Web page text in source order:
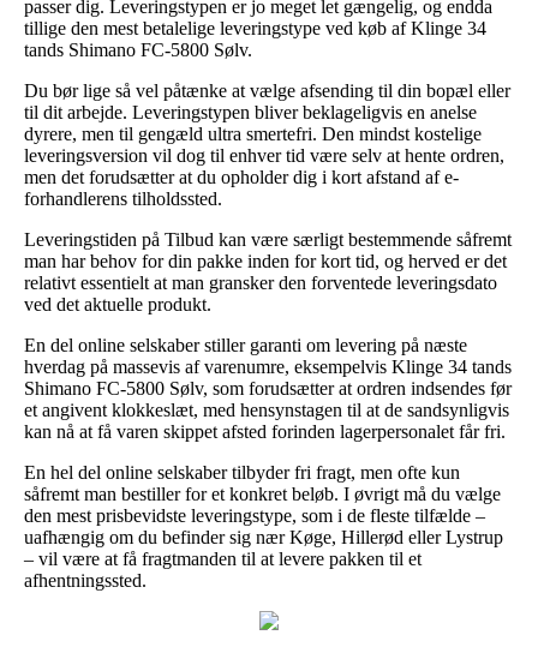
passer dig. Leveringstypen er jo meget let gængelig, og endda
tillige den mest betalelige leveringstype ved køb af Klinge 34
tands Shimano FC-5800 Sølv.
Du bør lige så vel påtænke at vælge afsending til din bopæl eller
til dit arbejde. Leveringstypen bliver beklageligvis en anelse
dyrere, men til gengæld ultra smertefri. Den mindst kostelige
leveringsversion vil dog til enhver tid være selv at hente ordren,
men det forudsætter at du opholder dig i kort afstand af e-
forhandlerens tilholdssted.
Leveringstiden på Tilbud kan være særligt bestemmende såfremt
man har behov for din pakke inden for kort tid, og herved er det
relativt essentielt at man gransker den forventede leveringsdato
ved det aktuelle produkt.
En del online selskaber stiller garanti om levering på næste
hverdag på massevis af varenumre, eksempelvis Klinge 34 tands
Shimano FC-5800 Sølv, som forudsætter at ordren indsendes før
et angivent klokkeslæt, med hensynstagen til at de sandsynligvis
kan nå at få varen skippet afsted forinden lagerpersonalet får fri.
En hel del online selskaber tilbyder fri fragt, men ofte kun
såfremt man bestiller for et konkret beløb. I øvrigt må du vælge
den mest prisbevidste leveringstype, som i de fleste tilfælde –
uafhængig om du befinder sig nær Køge, Hillerød eller Lystrup
– vil være at få fragtmanden til at levere pakken til et
afhentningssted.